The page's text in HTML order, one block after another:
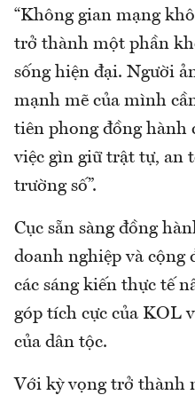
“Không gian mạng
trở thành một phần
sống hiện đại. Người
mạnh mẽ của mình
tiên phong đồng hành
việc gìn giữ trật tự, an
trường số”.
Cục sẵn sàng đồng
doanh nghiệp và cộng
các sáng kiến thực tế
góp tích cực của KOL
của dân tộc.
Với kỳ vọng trở thành